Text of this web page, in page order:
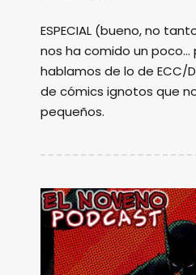
ESPECIAL (bueno, no
nos ha comido un poco...
hablamos de lo de ECC/
de cómics ignotos que
pequeños.